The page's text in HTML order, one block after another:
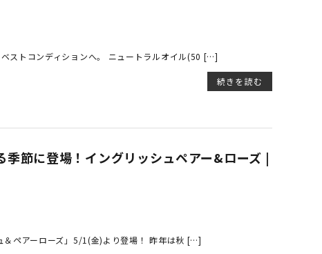
ストコンディションへ。 ニュートラルオイル(50 […]
続きを読む
季節に登場！イングリッシュペアー&ローズ |
＆ペアーローズ」5/1(金)より登場！ 昨年は秋 […]